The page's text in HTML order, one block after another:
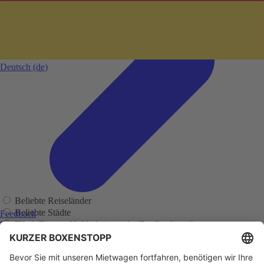
Deutsch (de)
Feedback
Sie haben Fragen, Unklarheiten oder Feedback zu ihrer
zurückliegenden Buchung?
Beliebte Reiseländer
Beliebte Städte
Flughäfen
Regionen
Adelaide Flughafen